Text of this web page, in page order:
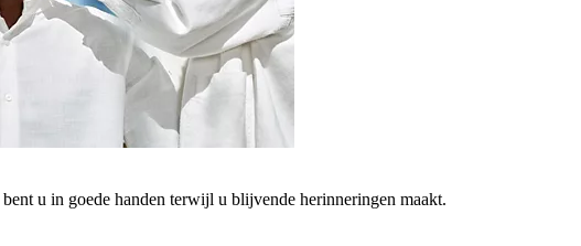
u in goede handen terwijl u blijvende herinneringen maakt.